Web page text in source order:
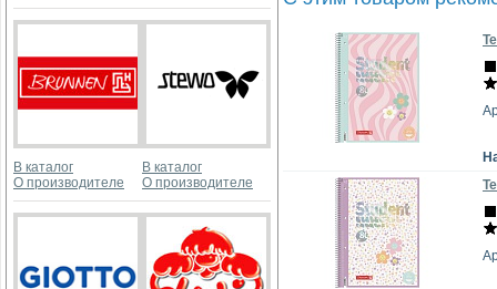
В каталог
О производителе
В каталог
О производителе